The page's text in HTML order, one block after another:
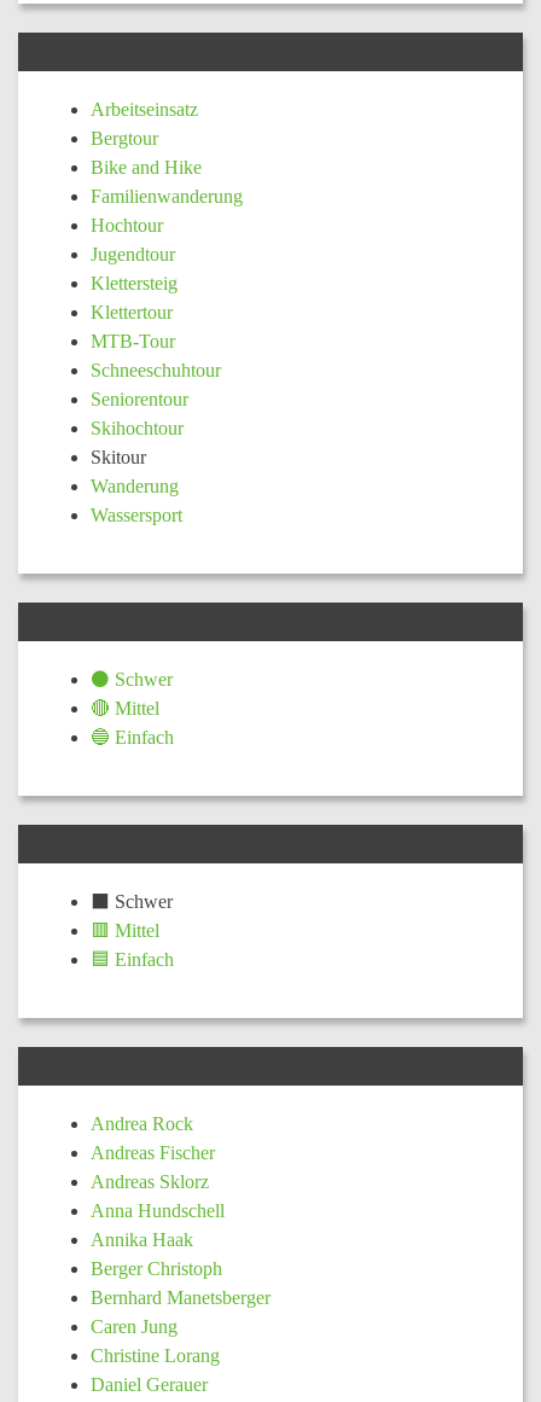
Arbeitseinsatz
Bergtour
Bike and Hike
Familienwanderung
Hochtour
Jugendtour
Klettersteig
Klettertour
MTB-Tour
Schneeschuhtour
Seniorentour
Skihochtour
Skitour
Wanderung
Wassersport
⚫ Schwer
🔴 Mittel
🔵 Einfach
⬛ Schwer
🟥 Mittel
🟦 Einfach
Andrea Rock
Andreas Fischer
Andreas Sklorz
Anna Hundschell
Annika Haak
Berger Christoph
Bernhard Manetsberger
Caren Jung
Christine Lorang
Daniel Gerauer